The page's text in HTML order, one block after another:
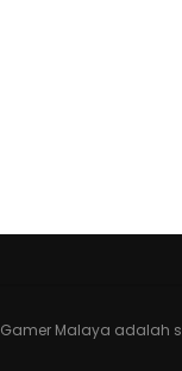
Gamer Malaya adalah